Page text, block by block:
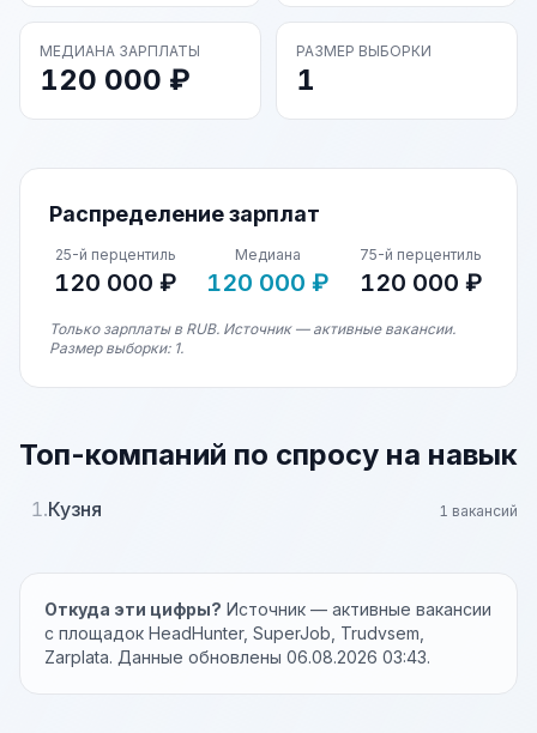
МЕДИАНА ЗАРПЛАТЫ
120 000 ₽
РАЗМЕР ВЫБОРКИ
1
Распределение зарплат
25-й перцентиль
120 000 ₽
Медиана
120 000 ₽
75-й перцентиль
120 000 ₽
Только зарплаты в RUB. Источник — активные вакансии.
Размер выборки: 1.
Топ-компаний по спросу на навык
1.Кузня 1 вакансий
Откуда эти цифры? Источник — активные вакансии
с площадок HeadHunter, SuperJob, Trudvsem,
Zarplata. Данные обновлены 06.08.2026 03:43.